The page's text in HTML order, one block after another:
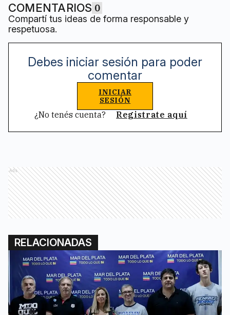
COMENTARIOS 0
Compartí tus ideas de forma responsable y
respetuosa.
Debes iniciar sesión para poder
comentar
INICIAR
SESIÓN
¿No tenés cuenta? Registrate aquí
Ads
RELACIONADAS